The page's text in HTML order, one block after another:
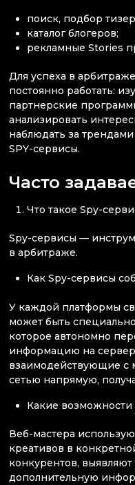
поиск, подбор
каталог блогеров;
рекламные Stories
Для успеха в
постоянно работать:
партнерские
анализировать
наблюдать за
SPY-сервисы.
Часто
Что такое Spy-
Spy-сервисы —
в арбитраже.
Как Spy-сервисы
У каждой платформы
может быть
которое автономно
информацию на
взаимодействующие с
сетью напрямую,
Какие возможности
Веб-мастера
креативов в
конкурентов,
дополнительную